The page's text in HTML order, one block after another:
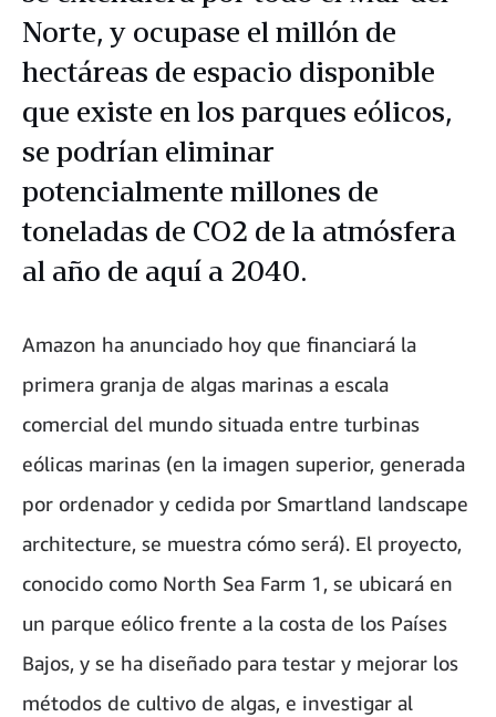
Norte, y ocupase el millón de
hectáreas de espacio disponible
que existe en los parques eólicos,
se podrían eliminar
potencialmente millones de
toneladas de CO2 de la atmósfera
al año de aquí a 2040.
Amazon ha anunciado hoy que financiará la
primera granja de algas marinas a escala
comercial del mundo situada entre turbinas
eólicas marinas (en la imagen superior, generada
por ordenador y cedida por Smartland landscape
architecture, se muestra cómo será). El proyecto,
conocido como North Sea Farm 1, se ubicará en
un parque eólico frente a la costa de los Países
Bajos, y se ha diseñado para testar y mejorar los
métodos de cultivo de algas, e investigar al